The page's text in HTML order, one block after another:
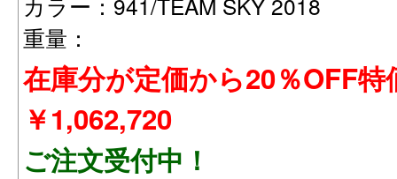
重量：
在庫分が定価から20％OFF
￥1,062,720
ご注文受付中！